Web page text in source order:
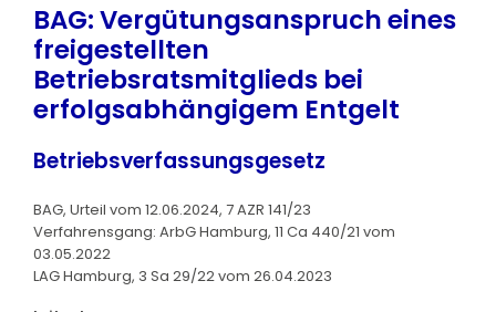
BAG: Vergütungsanspruch eines
freigestellten
Betriebsratsmitglieds bei
erfolgsabhängigem Entgelt
Betriebsverfassungsgesetz
BAG, Urteil vom 12.06.2024, 7 AZR 141/23
Verfahrensgang: ArbG Hamburg, 11 Ca 440/21 vom
03.05.2022
LAG Hamburg, 3 Sa 29/22 vom 26.04.2023